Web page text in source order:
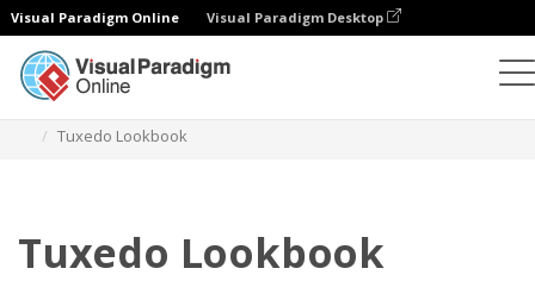
Visual Paradigm Online Visual Paradigm Desktop
Tuxedo Lookbook
Tuxedo Lookbook